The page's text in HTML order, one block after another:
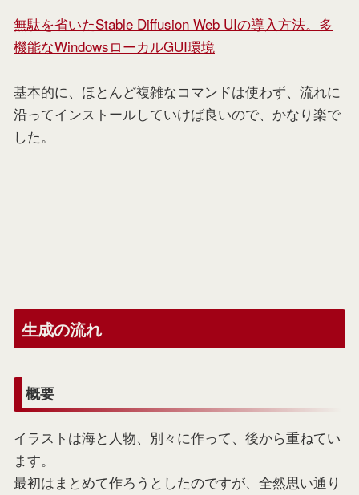
無駄を省いたStable Diffusion Web UIの導入方法。多
機能なWindowsローカルGUI環境
基本的に、ほとんど複雑なコマンドは使わず、流れに
沿ってインストールしていけば良いので、かなり楽で
した。
生成の流れ
概要
イラストは海と人物、別々に作って、後から重ねてい
ます。
最初はまとめて作ろうとしたのですが、全然思い通り